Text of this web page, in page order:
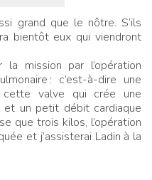
grand que le nôtre. S’ils
bientôt eux qui viendront
mission par l’opération
: c’est-à-dire une
valve qui crée une
et un petit débit cardiaque
que trois kilos, l’opération
et j’assisterai Ladin à la